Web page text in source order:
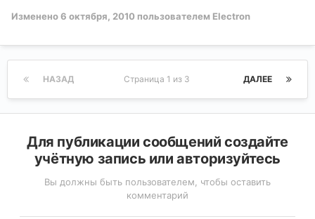
Изменено6 октября, 2010 пользователем Electron
НАЗАД ДАЛЕЕ
Страница 1 из 3
Для публикации сообщений создайте
учётную запись или авторизуйтесь
Вы должны быть пользователем, чтобы оставить
комментарий